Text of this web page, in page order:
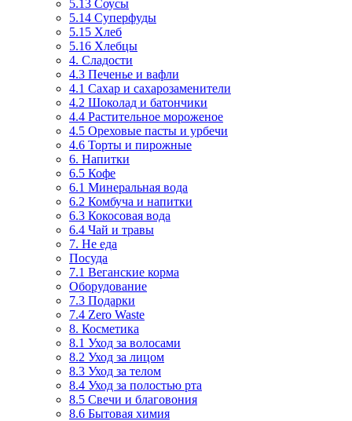
5.13 Соусы
5.14 Суперфуды
5.15 Хлеб
5.16 Хлебцы
4. Сладости
4.3 Печенье и вафли
4.1 Сахар и сахарозаменители
4.2 Шоколад и батончики
4.4 Растительное мороженое
4.5 Ореховые пасты и урбечи
4.6 Торты и пирожные
6. Напитки
6.5 Кофе
6.1 Минеральная вода
6.2 Комбуча и напитки
6.3 Кокосовая вода
6.4 Чай и травы
7. Не еда
Посуда
7.1 Веганские корма
Оборудование
7.3 Подарки
7.4 Zero Waste
8. Косметика
8.1 Уход за волосами
8.2 Уход за лицом
8.3 Уход за телом
8.4 Уход за полостью рта
8.5 Свечи и благовония
8.6 Бытовая химия